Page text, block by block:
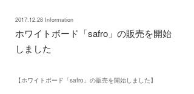
2017.12.28 Information
ホワイトボード「safro」の販売を開始
しました
【ホワイトボード「safro」の販売を開始しました】